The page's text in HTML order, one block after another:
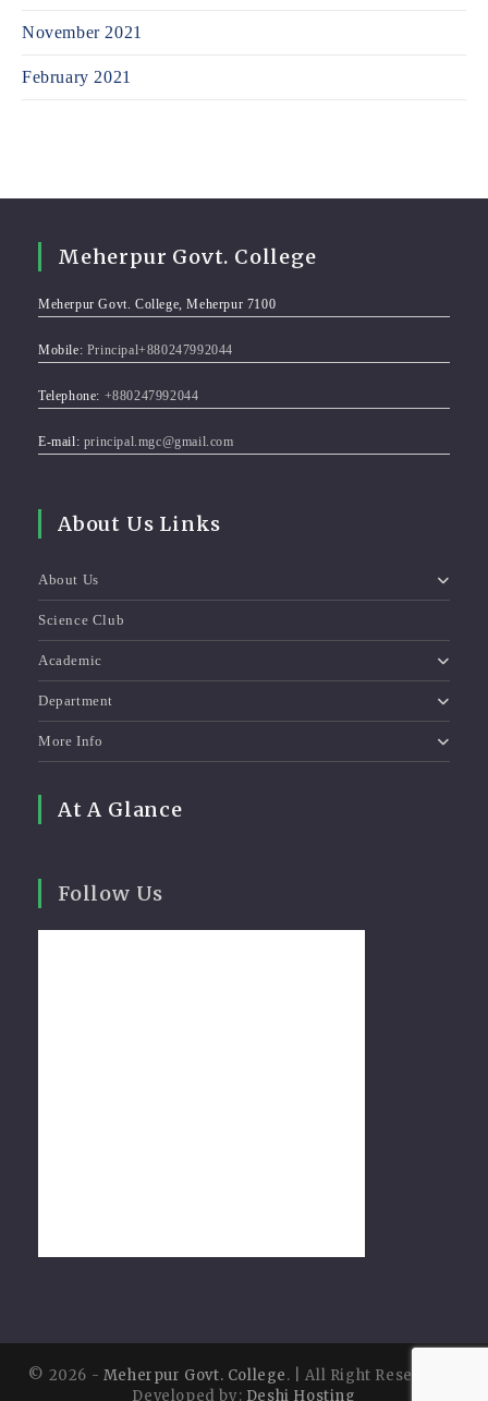
November 2021
February 2021
Meherpur Govt. College
Meherpur Govt. College, Meherpur 7100
Mobile: Principal+880247992044
Telephone: +880247992044
E-mail: principal.mgc@gmail.com
About Us Links
About Us
Science Club
Academic
Department
More Info
At A Glance
Follow Us
© 2026 - Meherpur Govt. College. | All Right Reserved |
Developed by: Deshi Hosting